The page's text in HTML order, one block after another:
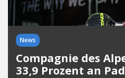
News
Compagnie des
33,9 Prozent an